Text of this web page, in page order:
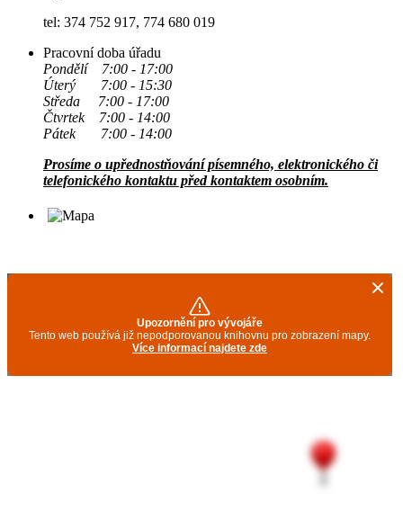
tel: 374 752 917, 774 680 019
Pracovní doba úřadu
Pondělí 7:00 - 17:00
Úterý 7:00 - 15:30
Středa 7:00 - 17:00
Čtvrtek 7:00 - 14:00
Pátek 7:00 - 14:00
Prosíme o upřednostňování písemného, elektronického či
telefonického kontaktu před kontaktem osobním.